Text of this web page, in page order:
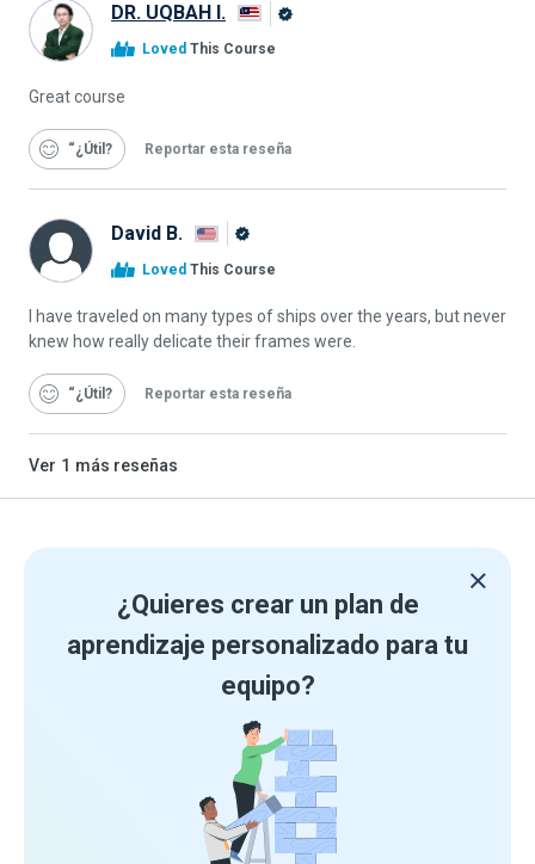
DR. UQBAH I.
Loved This Course
Great course
“¿Útil Reportar esta reseña
David B.
Alison
Loved This Course
I have traveled on many types of ships over the years, but never
knew how really delicate their frames were.
“¿Útil Reportar esta reseña
Ver 1 más reseñas
¿Quieres crear un plan de
aprendizaje personalizado para tu
equipo?